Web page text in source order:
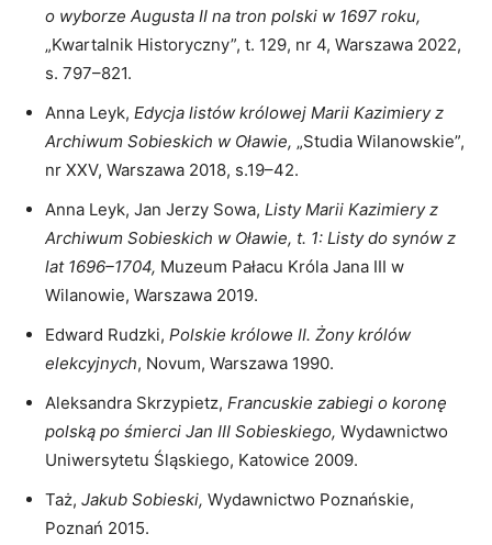
o wyborze Augusta II na tron polski w 1697 roku,
„Kwartalnik Historyczny”, t. 129, nr 4, Warszawa 2022,
s. 797–821.
Anna Leyk, Edycja listów królowej Marii Kazimiery z
Archiwum Sobieskich w Oławie, „Studia Wilanowskie”,
nr XXV, Warszawa 2018, s.19–42.
Anna Leyk, Jan Jerzy Sowa, Listy Marii Kazimiery z
Archiwum Sobieskich w Oławie, t. 1: Listy do synów z
lat 1696–1704, Muzeum Pałacu Króla Jana III w
Wilanowie, Warszawa 2019.
Edward Rudzki, Polskie królowe II. Żony królów
elekcyjnych, Novum, Warszawa 1990.
Aleksandra Skrzypietz, Francuskie zabiegi o koronę
polską po śmierci Jan III Sobieskiego, Wydawnictwo
Uniwersytetu Śląskiego, Katowice 2009.
Taż, Jakub Sobieski, Wydawnictwo Poznańskie,
Poznań 2015.